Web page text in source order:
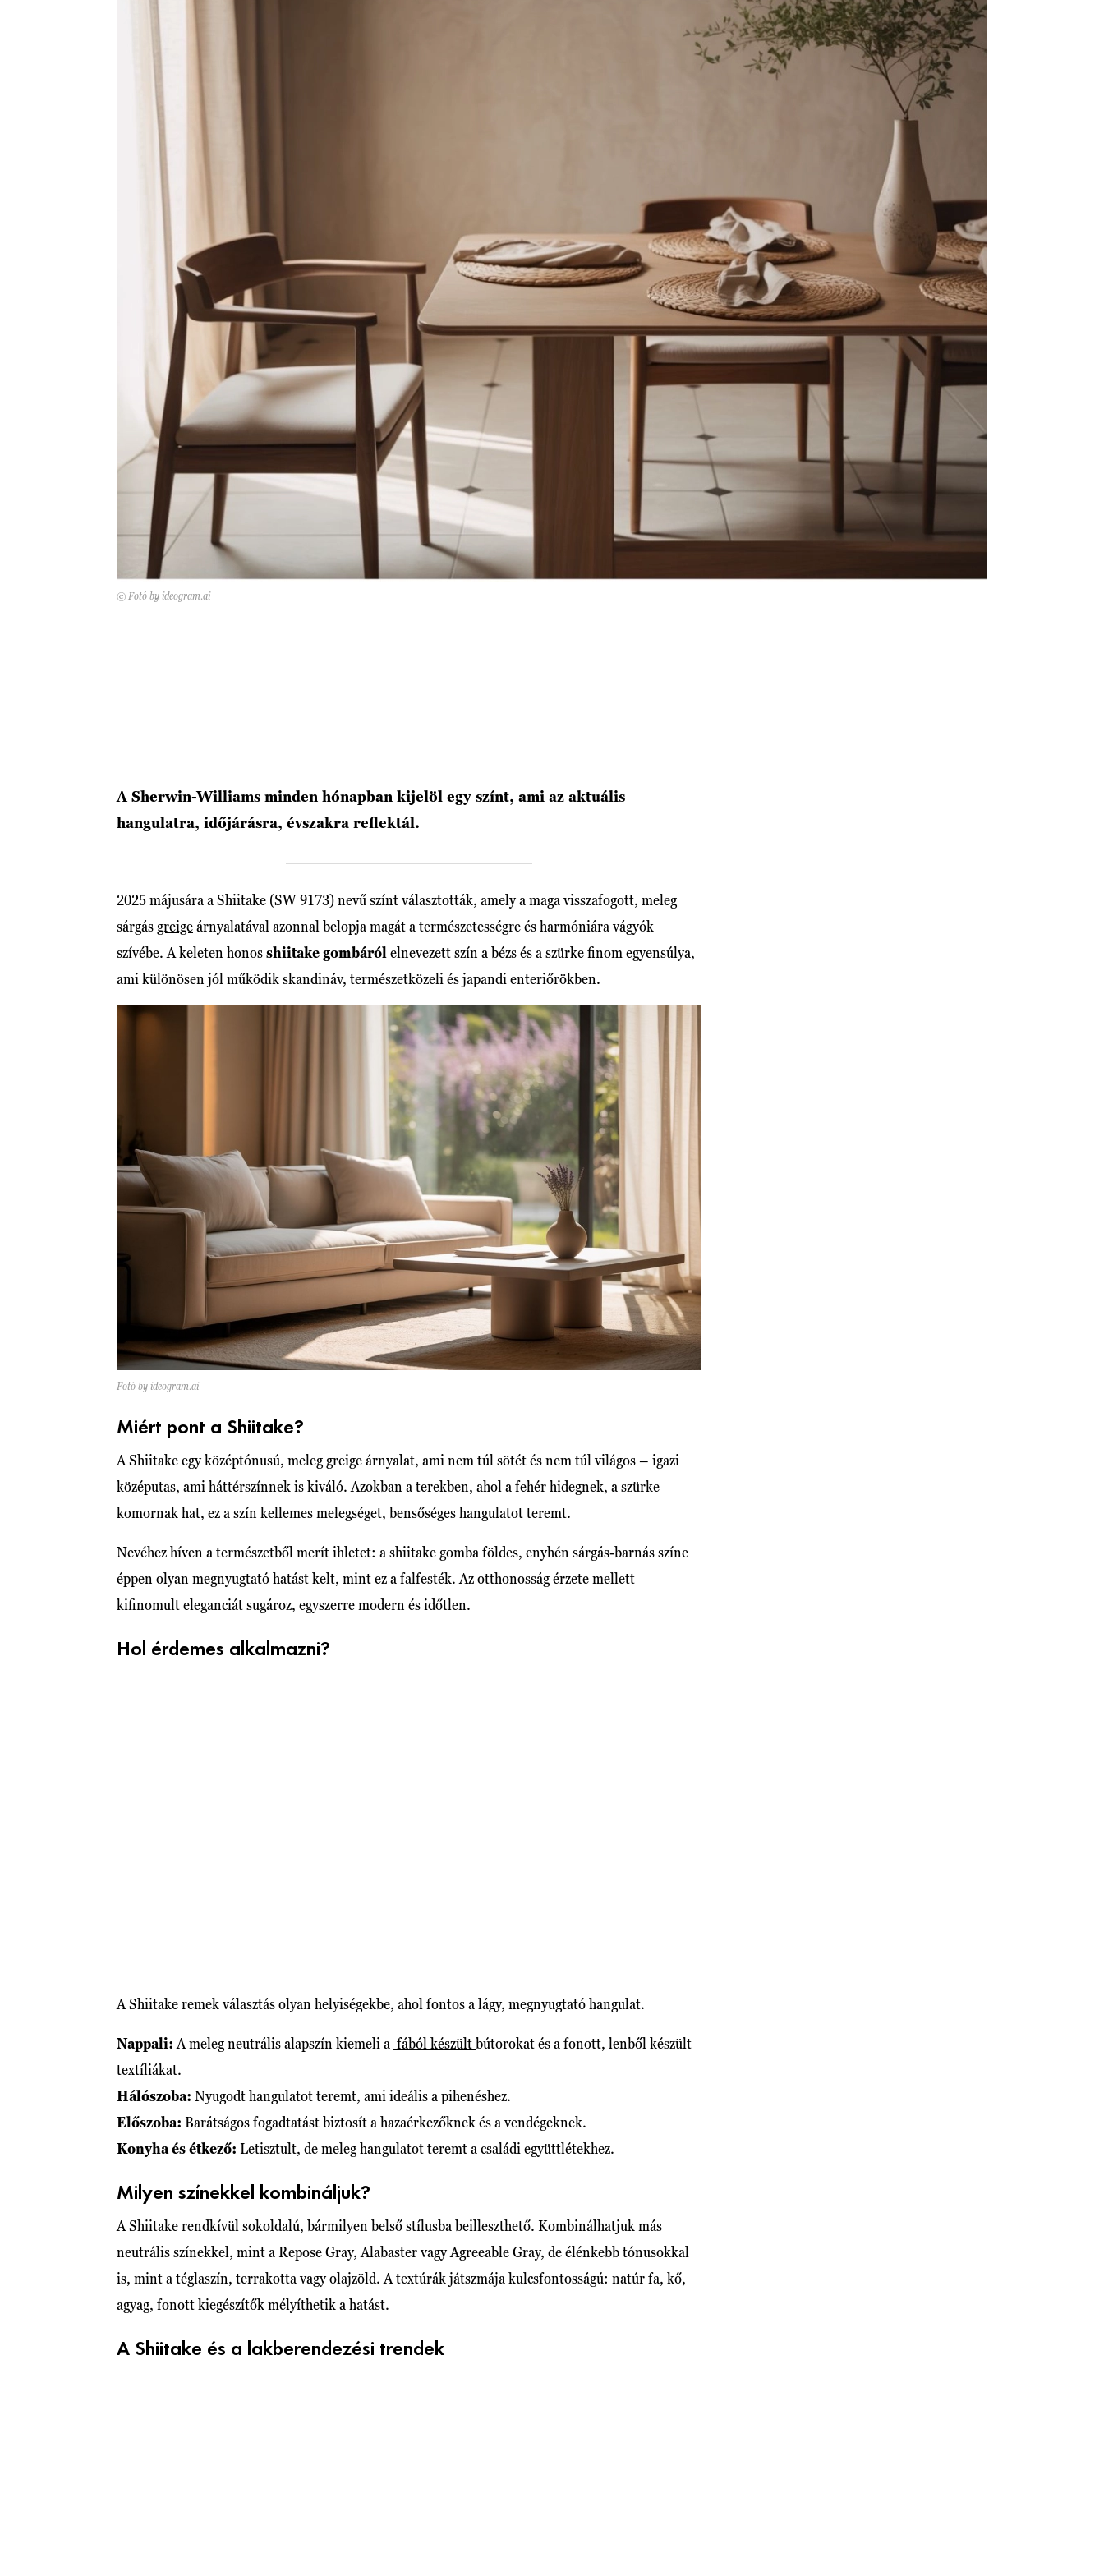
© Fotó by ideogram.ai
A Sherwin-Williams minden hónapban kijelöl egy színt, ami az aktuális
hangulatra, időjárásra, évszakra reflektál.
2025 májusára a Shiitake (SW 9173) nevű színt választották, amely a maga visszafogott, meleg
sárgás greigeárnyalatával azonnal belopja magát a természetességre és harmóniára vágyók
szívébe. A keleten honosshiitake gombáról elnevezett szín a bézs és a szürke finom egyensúlya,
ami különösen jól működik skandináv, természetközeli és japandi enteriőrökben.
Fotó by ideogram.ai
Miért pont a Shiitake?
A Shiitake egy középtónusú, meleg greige árnyalat, ami nem túl sötét és nem túl világos – igazi
középutas, ami háttérszínnek is kiváló. Azokban a terekben, ahol a fehér hidegnek, a szürke
komornak hat, ez a szín kellemes melegséget, bensőséges hangulatot teremt.
Nevéhez híven a természetből merít ihletet: a shiitake gomba földes, enyhén sárgás-barnás színe
éppen olyan megnyugtató hatást kelt, mint ez a falfesték. Az otthonosság érzete mellett
kifinomult eleganciát sugároz, egyszerre modern és időtlen.
Hol érdemes alkalmazni?
A Shiitake remek választás olyan helyiségekbe, ahol fontos a lágy, megnyugtató hangulat.
Nappali:A meleg neutrális alapszín kiemeli a fából készültbútorokat és a fonott, lenből készült
textíliákat.
Hálószoba: Nyugodt hangulatot teremt, ami ideális a pihenéshez.
Előszoba: Barátságos fogadtatást biztosít a hazaérkezőknek és a vendégeknek.
Konyha és étkező: Letisztult, de meleg hangulatot teremt a családi együttlétekhez.
Milyen színekkel kombináljuk?
A Shiitake rendkívül sokoldalú, bármilyen belső stílusba beilleszthető. Kombinálhatjuk más
neutrális színekkel, mint a Repose Gray, Alabaster vagy Agreeable Gray, de élénkebb tónusokkal
is, mint a téglaszín, terrakotta vagy olajzöld. A textúrák játszmája kulcsfontosságú: natúr fa, kő,
agyag, fonott kiegészítők mélyíthetik a hatást.
A Shiitake és a lakberendezési trendek